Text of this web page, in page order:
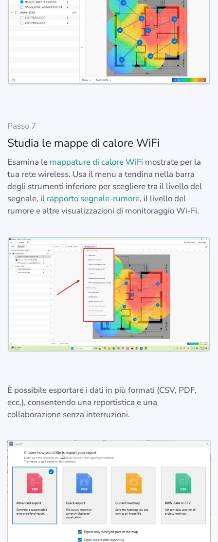
Passo 7
Studia le mappe di calore WiFi
Esamina le mappature di calore WiFi mostrate per la
tua rete wireless. Usa il menu a tendina nella barra
degli strumenti inferiore per scegliere tra il livello del
segnale, il rapporto segnale-rumore, il livello del
rumore e altre visualizzazioni di monitoraggio Wi-Fi.
È possibile esportare i dati in più formati (CSV, PDF,
ecc.), consentendo una reportistica e una
collaborazione senza interruzioni.